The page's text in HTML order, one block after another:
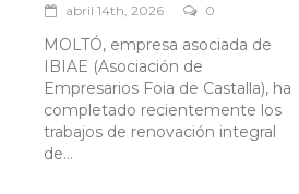
abril 14th, 2026 0
MOLTÓ, empresa asociada de
IBIAE (Asociación de
Empresarios Foia de Castalla), ha
completado recientemente los
trabajos de renovación integral
de...